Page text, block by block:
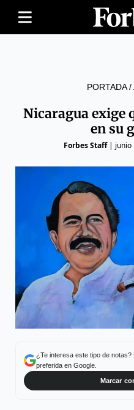
PORTADA/
Nicaragua exige
en su
Forbes Staff| junio
¿Te interesa este tipo de notas?
preferida en Google.
Marcar